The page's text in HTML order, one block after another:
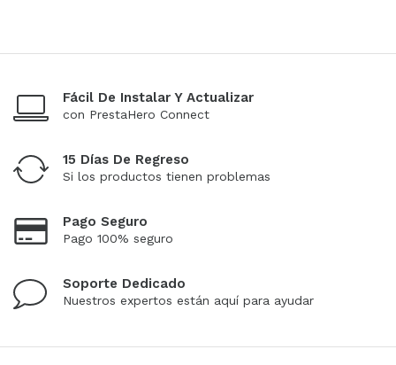
Fácil De Instalar Y Actualizar
con PrestaHero Connect
15 Días De Regreso
Si los productos tienen problemas
Pago Seguro
Pago 100% seguro
Soporte Dedicado
Nuestros expertos están aquí para ayudar